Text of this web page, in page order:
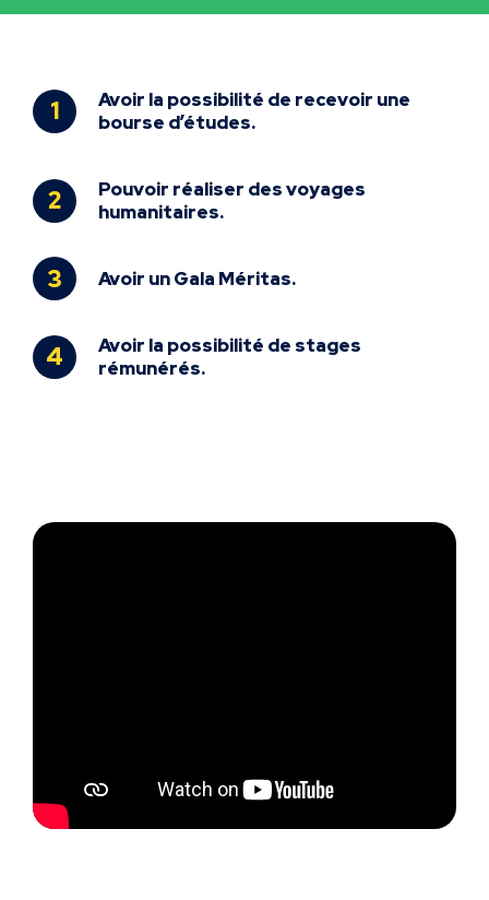
Avoir la possibilité de recevoir une
bourse d’études.
Pouvoir réaliser des voyages
humanitaires.
Avoir un Gala Méritas.
Avoir la possibilité de stages
rémunérés.